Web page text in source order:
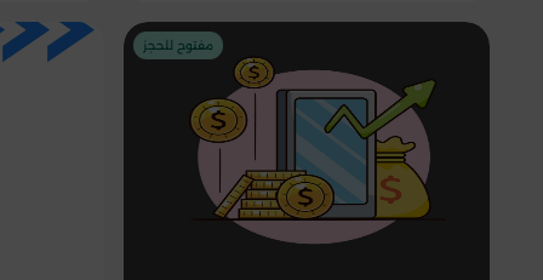
مفتوح للحجز